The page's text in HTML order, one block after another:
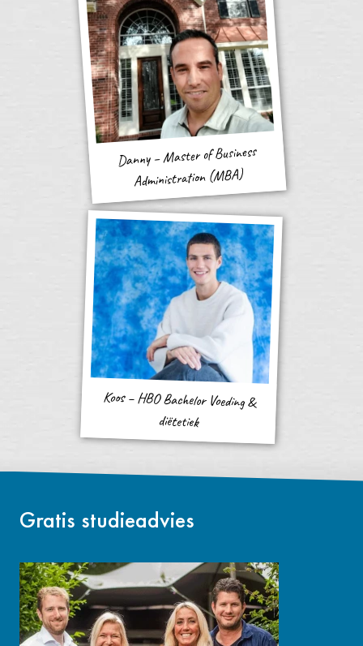
Danny – Master of Business
Administration (MBA)
Koos – HBO Bachelor Voeding &
diëtetiek
Gratis studieadvies